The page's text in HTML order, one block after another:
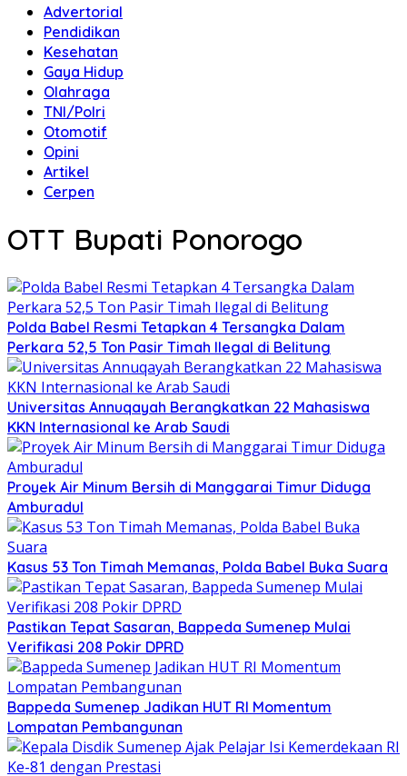
Advertorial
Pendidikan
Kesehatan
Gaya Hidup
Olahraga
TNI/Polri
Otomotif
Opini
Artikel
Cerpen
OTT Bupati Ponorogo
Polda Babel Resmi Tetapkan 4 Tersangka Dalam
Perkara 52,5 Ton Pasir Timah Ilegal di Belitung
Universitas Annuqayah Berangkatkan 22 Mahasiswa
KKN Internasional ke Arab Saudi
Proyek Air Minum Bersih di Manggarai Timur Diduga
Amburadul
Kasus 53 Ton Timah Memanas, Polda Babel Buka Suara
Pastikan Tepat Sasaran, Bappeda Sumenep Mulai
Verifikasi 208 Pokir DPRD
Bappeda Sumenep Jadikan HUT RI Momentum
Lompatan Pembangunan